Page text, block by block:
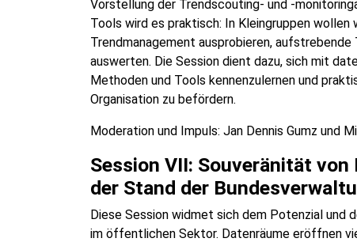
Vorstellung der Trendscouting- und -
Tools wird es praktisch: In Kleingruppen
Trendmanagement ausprobieren,
auswerten. Die Session dient dazu, sich mit
Methoden und Tools kennenzulernen und
Organisation zu befördern.
Moderation und Impuls: Jan Dennis Gumz und
Session VII: Souveränität
der Stand der
Diese Session widmet sich dem Potenzial und
im öffentlichen Sektor. Datenräume eröffnen